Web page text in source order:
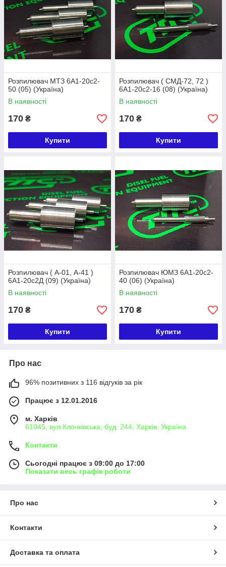
Розпилювач МТЗ 6А1-20с2-
50 (05) (Україна)
В наявності
170 ₴
Купити
Розпилювач ( СМД-72, 72 )
6А1-20с2-16 (08) (Україна)
В наявності
170 ₴
Купити
Розпилювач ( А-01, А-41 )
6А1-20с2Д (09) (Україна)
В наявності
170 ₴
Купити
Розпилювач ЮМЗ 6А1-20с2-
40 (06) (Україна)
В наявності
170 ₴
Купити
Про нас
96% позитивних з 116 відгуків за рік
Працює з 12.01.2016
м. Харків
61045, вул.Клочківська, буд. 244, Харків, Україна
Контакти
Сьогодні працює з 09:00 до 17:00
Показати весь графік роботи
Про нас
Контакти
Доставка та оплата